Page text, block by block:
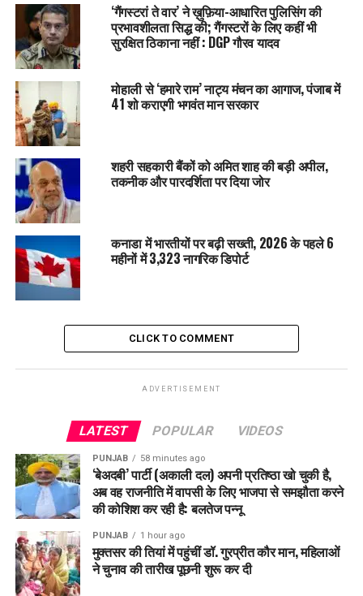
श्रद्धालुओं की ऐतिहासिक भागीदारी
शुक्रवार, 17 जनवरी तक के आंकड़ों के अनुसार, अब तक 73 मिलियन से
अधिक तीर्थयात्री महाकुंभ मेले में आ चुके हैं। इस आयोजन में देश-विदेश से
दौरान संगम क्षेत्र में भक्तिमय वातावरण छा गया। विदेशी भक्तों ने भी इस
आयोजन में भजनों के साथ आध्यात्मिक ऊर्जा का अनुभव किया।
मुख्यमंत्री योगी को बधाई
रक्षा मंत्री ने उत्तर प्रदेश के मुख्यमंत्री योगी आदित्यनाथ की सराहना करते
हुए कहा, “दुनिया की सबसे बड़ी जनसभा के आयोजन को जिस कुशलता से
संपन्न किया गया है, वह काबिले तारीफ है। मैं मुख्यमंत्री योगी आदित्यनाथ
को इस अद्वितीय आयोजन के लिए हृदय से बधाई देता हूं।”
RELATED TOPICS:
UTTAR PRADESH
UP में जमीन के लालच में चाचा-चाची ने पांच साल की मासूम की गला
दबाकर हत्या की, शव को छत से फेंका
Kanpur में बैंक में चाकू से हमला, सिक्योरिटी गार्ड सहित तीन घायल
‘गैंगस्टरां ते वार’ ने ख़ुफ़िया-आधारित पुलिसिंग की
प्रभावशीलता सिद्ध की; गैंगस्टरों के लिए कहीं भी
सुरक्षित ठिकाना नहीं : DGP गौरव यादव
मोहाली से ‘हमारे राम’ नाट्य मंचन का आगाज, पंजाब में
41 शो कराएगी भगवंत मान सरकार
शहरी सहकारी बैंकों को अमित शाह की बड़ी अपील,
तकनीक और पारदर्शिता पर दिया जोर
कनाडा में भारतीयों पर बढ़ी सख्ती, 2026 के पहले 6
महीनों में 3,323 नागरिक डिपोर्ट
CLICK TO COMMENT
ADVERTISEMENT
LATEST POPULAR VIDEOS
PUNJAB 58 minutes ago
‘बेअदबी’ पार्टी (अकाली दल) अपनी प्रतिष्ठा खो चुकी है,
अब वह राजनीति में वापसी के लिए भाजपा से समझौता करने
की कोशिश कर रही है: बलतेज पन्नू
PUNJAB 1 hour ago
मुक्तसर की तियां में पहुंचीं डॉ. गुरप्रीत कौर मान, महिलाओं
ने चुनाव की तारीख पूछनी शुरू कर दी